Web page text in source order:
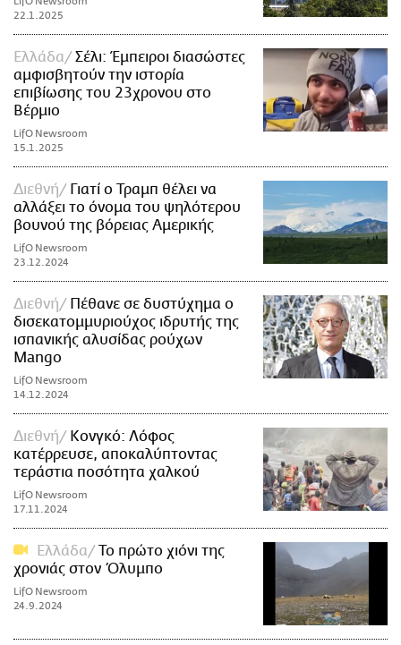
22.1.2025
Ελλάδα
Σέλι: Έμπειροι διασώστες
αμφισβητούν την ιστορία
επιβίωσης του 23χρονου στο
Βέρμιο
LifO Newsroom
15.1.2025
Διεθνή
Γιατί ο Τραμπ θέλει να
αλλάξει το όνομα του ψηλότερου
βουνού της βόρειας Αμερικής
LifO Newsroom
23.12.2024
Διεθνή
Πέθανε σε δυστύχημα ο
δισεκατομμυριούχος ιδρυτής της
ισπανικής αλυσίδας ρούχων
Mangο
LifO Newsroom
14.12.2024
Διεθνή
Κονγκό: Λόφος
κατέρρευσε, αποκαλύπτοντας
τεράστια ποσότητα χαλκού
LifO Newsroom
17.11.2024
Ελλάδα
Το πρώτο χιόνι της
χρονιάς στον Όλυμπο
LifO Newsroom
24.9.2024